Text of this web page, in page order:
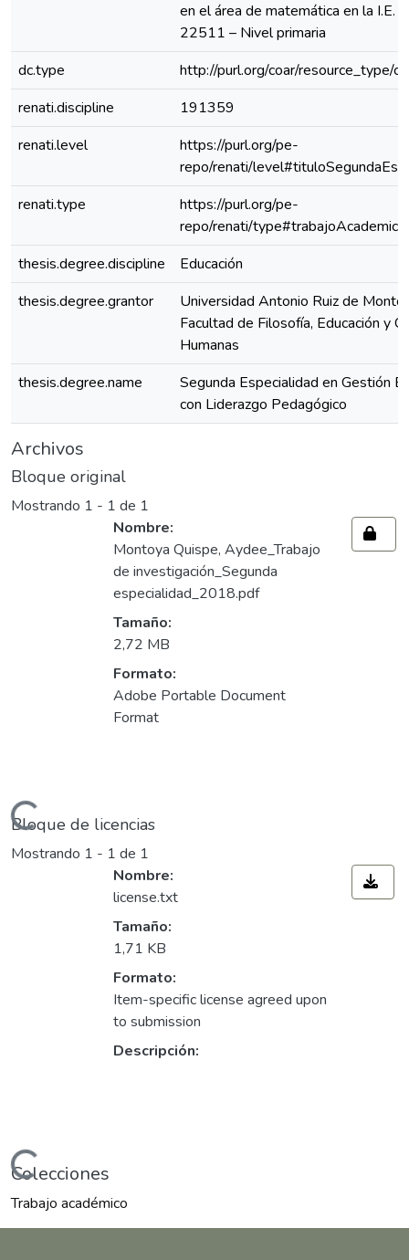
en el área de matemática en la I.E.
22511 – Nivel primaria
dc.type
http://purl.org/coar/resource_type/
renati.discipline
191359
renati.level
https://purl.org/pe-
repo/renati/
renati.type
https://purl.org/pe-
repo/renati/type#trabajoAcademico
thesis.degree.discipline
Educación
thesis.degree.grantor
Universidad Antonio Ruiz de
Facultad de Filosofía, Educación y
Humanas
thesis.degree.name
Segunda Especialidad en Gestión
con Liderazgo Pedagógico
Archivos
Bloque original
Mostrando 1 - 1 de 1
Nombre:
Montoya Quispe, Aydee_Trabajo
de investigación_Segunda
especialidad_2018.pdf
Tamaño:
2,72 MB
Formato:
Adobe Portable Document
Format
Bloque de licencias
Mostrando 1 - 1 de 1
Nombre:
license.txt
Tamaño:
1,71 KB
Formato:
Item-specific license agreed upon
to submission
Descripción:
Colecciones
Trabajo académico